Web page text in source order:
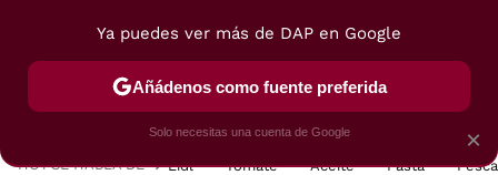
POSTRES VIAJES SELECCIÓN VEGUI
HOY SE HABLA DE Lidl Tomate Aceite Pasta
×
Ya puedes ver más de DAP en Google
Añádenos como fuente preferida
Solo necesitas una cuenta de Google